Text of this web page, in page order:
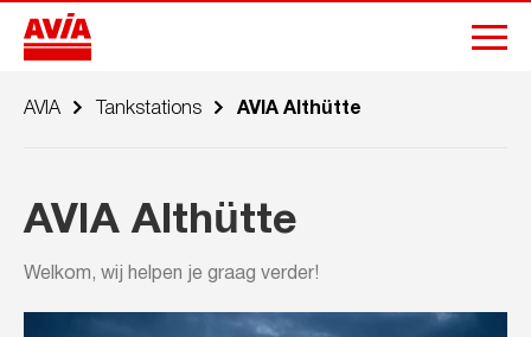
AVIA Tankstations AVIA Althütte
AVIA Althütte
Welkom, wij helpen je graag verder!